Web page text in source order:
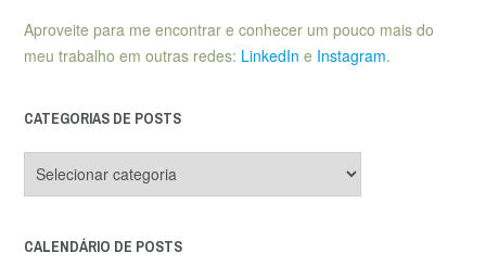
Aproveite para me encontrar e conhecer um pouco mais do
meu trabalho em outras redes: LinkedIn e Instagram.
CATEGORIAS DE POSTS
de
CALENDÁRIO DE POSTS